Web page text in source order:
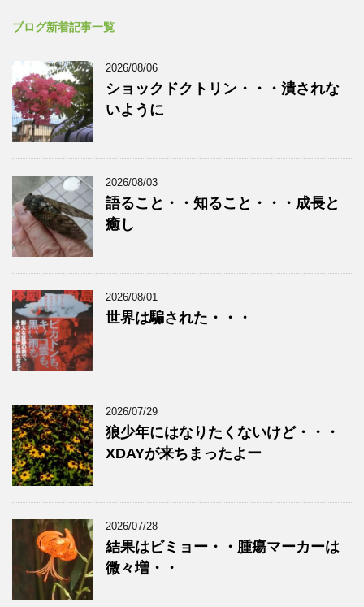
ブログ新着記事一覧
2026/08/06
ショックドクトリン・・・潰されな
いように
2026/08/03
語ること・・知ること・・・成長と
癒し
2026/08/01
世界は騙された・・・
2026/07/29
狼少年にはなりたくないけど・・・
XDAYが来ちまったよー
2026/07/28
結果はビミョー・・腫瘍マーカーは
微々増・・